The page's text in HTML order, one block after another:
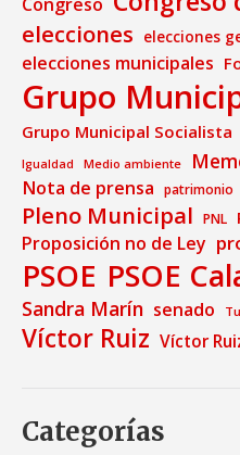
elecciones elecciones
elecciones municipales
Grupo
Grupo Municipal Socialista
Igualdad Medio ambiente
Nota de prensa patrimonio
Pleno Municipal PNL
Proposición no de Ley
PSOE PSOE
Sandra Marín senado
Víctor Ruiz Víctor
Categorías